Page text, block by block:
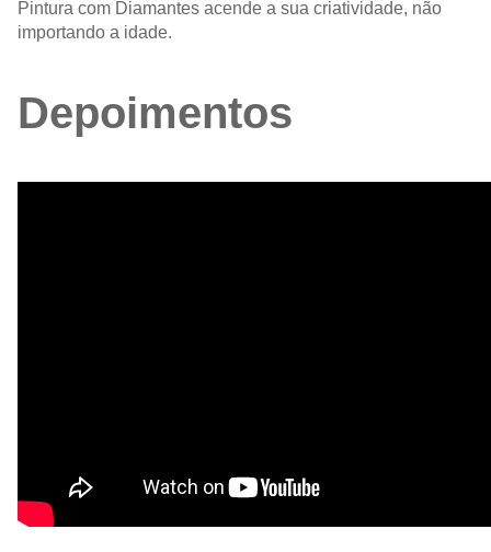
Pintura com Diamantes acende a sua criatividade, não
importando a idade.
Depoimentos